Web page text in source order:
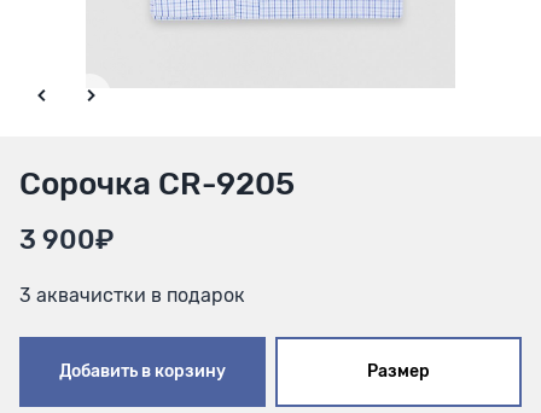
Сорочка CR-9205
3 900₽
3 аквачистки в подарок
Добавить в корзину Размер